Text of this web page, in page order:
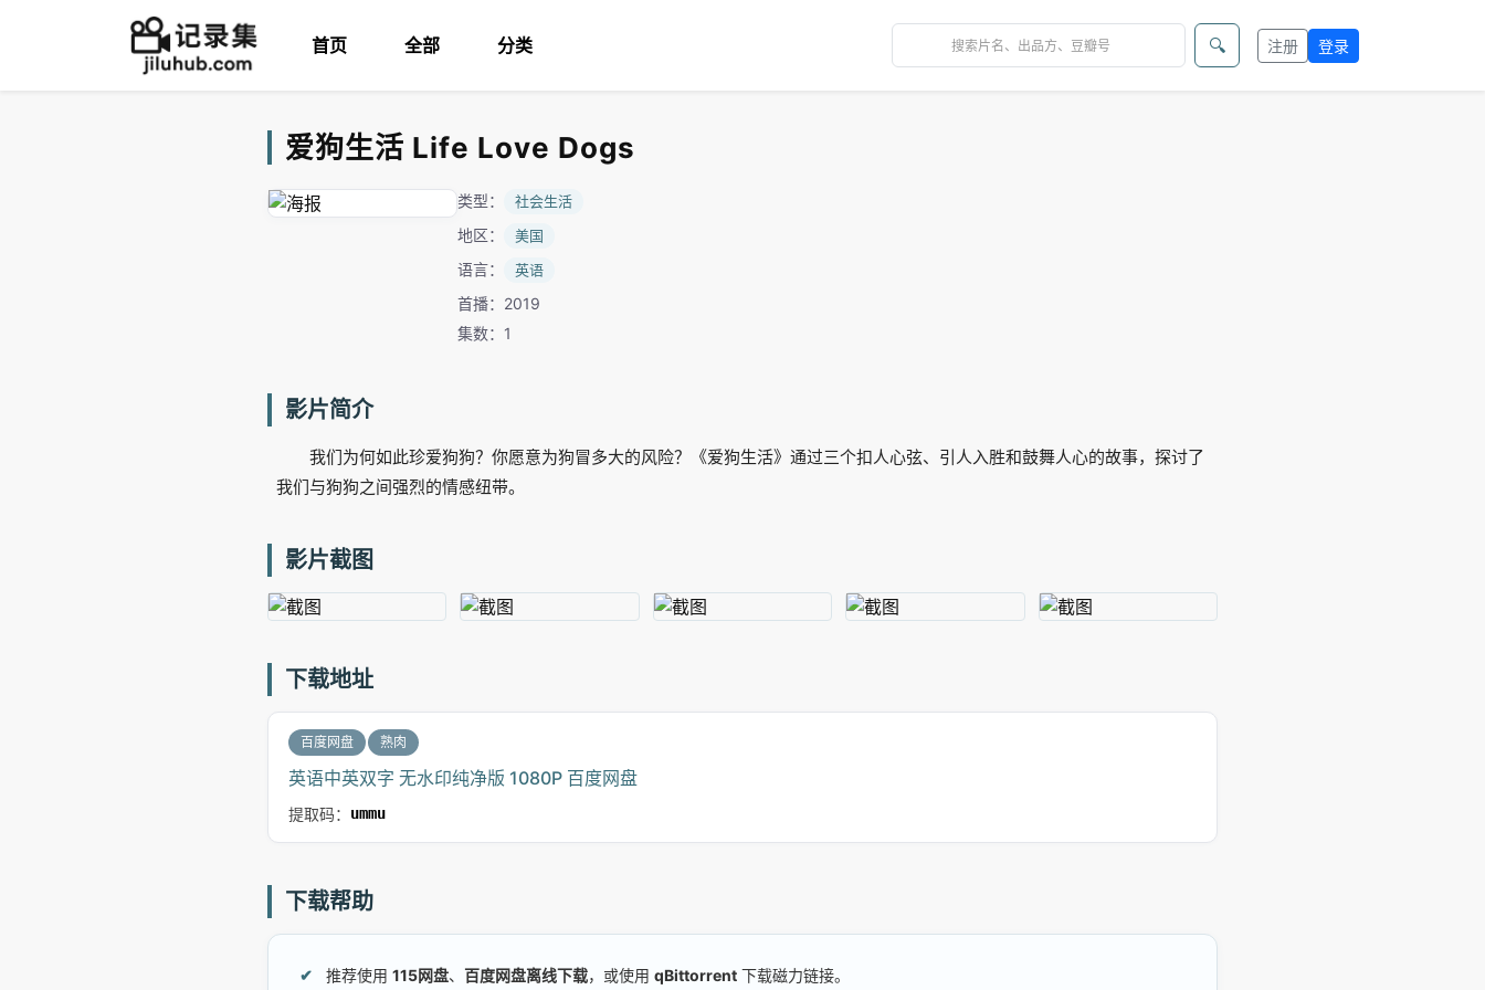
首页 全部 分类 🔍 注册 登录
爱狗生活 Life Love Dogs
类型： 社会生活
地区： 美国
语言： 英语
首播：2019
集数：1
影片简介
我们为何如此珍爱狗狗？你愿意为狗冒多大的风险？《爱狗生活》通过三个扣人心弦、引人入胜和鼓舞人心的故事，探讨了
我们与狗狗之间强烈的情感纽带。
影片截图
下载地址
百度网盘 熟肉
英语中英双字 无水印纯净版 1080P 百度网盘
提取码： ummu
下载帮助
推荐使用 115网盘、 百度网盘离线下载，或使用 qBittorrent 下载磁力链接。